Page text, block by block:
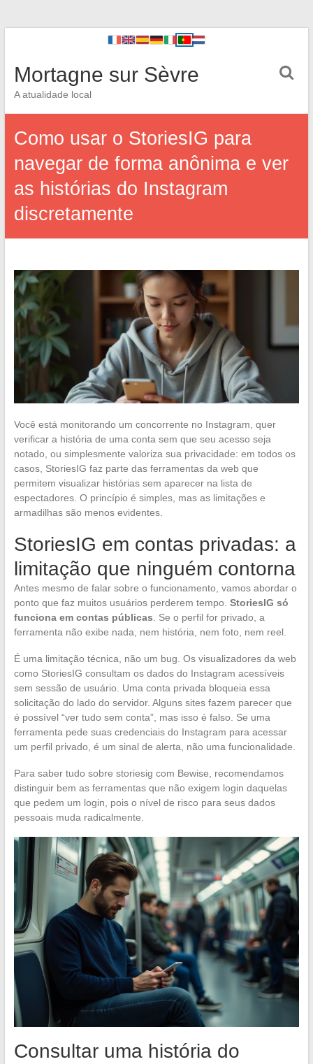
Mortagne sur Sèvre
A atualidade local
Como usar o StoriesIG para
navegar de forma anônima e ver
as histórias do Instagram
discretamente
Você está monitorando um concorrente no Instagram, quer
verificar a história de uma conta sem que seu acesso seja
notado, ou simplesmente valoriza sua privacidade: em todos os
casos, StoriesIG faz parte das ferramentas da web que
permitem visualizar histórias sem aparecer na lista de
espectadores. O princípio é simples, mas as limitações e
armadilhas são menos evidentes.
StoriesIG em contas privadas: a
limitação que ninguém contorna
Antes mesmo de falar sobre o funcionamento, vamos abordar o
ponto que faz muitos usuários perderem tempo. StoriesIG só
funciona em contas públicas . Se o perfil for privado, a
ferramenta não exibe nada, nem história, nem foto, nem reel.
É uma limitação técnica, não um bug. Os visualizadores da web
como StoriesIG consultam os dados do Instagram acessíveis
sem sessão de usuário. Uma conta privada bloqueia essa
solicitação do lado do servidor. Alguns sites fazem parecer que
é possível “ver tudo sem conta”, mas isso é falso. Se uma
ferramenta pede suas credenciais do Instagram para acessar
um perfil privado, é um sinal de alerta, não uma funcionalidade.
Para saber tudo sobre storiesig com Bewise, recomendamos
distinguir bem as ferramentas que não exigem login daquelas
que pedem um login, pois o nível de risco para seus dados
pessoais muda radicalmente.
Consultar uma história do